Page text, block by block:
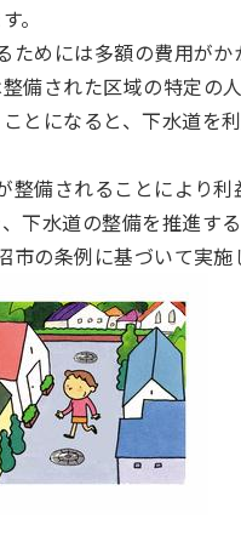
。
ためには多額の費用が
備された区域の特定の
とになると、下水道を
整備されることにより
下水道の整備を推進す
の条例に基づいて実施